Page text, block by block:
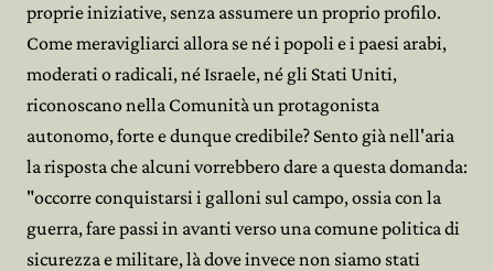
proprie iniziative, senza assumere un proprio profilo.
Come meravigliarci allora se né i popoli e i paesi arabi,
moderati o radicali, né Israele, né gli Stati Uniti,
riconoscano nella Comunità un protagonista
autonomo, forte e dunque credibile? Sento già nell'aria
la risposta che alcuni vorrebbero dare a questa domanda:
"occorre conquistarsi i galloni sul campo, ossia con la
guerra, fare passi in avanti verso una comune politica di
sicurezza e militare, là dove invece non siamo stati